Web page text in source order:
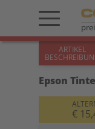
ARTIKEL
Epson
€